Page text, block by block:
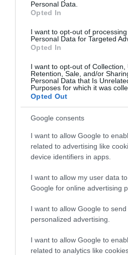
Personal Data.
Opted In
I want to opt-out of
Personal Data for Targeted
Opted In
I want to opt-out of Collection,
Retention, Sale, and/or
Personal Data that Is
Purposes for which it was
Opted Out
Google consents
I want to allow Google to
related to advertising like
device identifiers in apps.
I want to allow my user data
Google for online advertising
I want to allow Google to send
personalized advertising.
I want to allow Google to
related to analytics like
EGY ELSÜLLYEDT HAJÓ
TEXTILJEI ÚJRA ÖSSZEÁLLTAK:
A RUHA, AMELY TÚLÉLTE A
TENGERT
2026-06-29
ÉVES: AZ EMBER, AKI
MEGTANÍTOTTA A VILÁGNAK,
AZ